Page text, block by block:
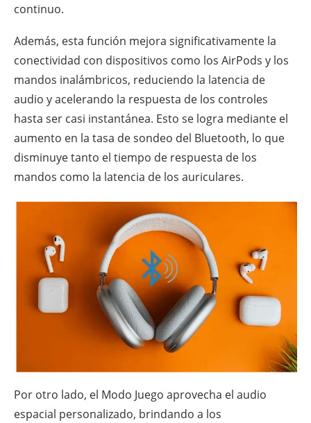
continuo.
Además, esta función mejora significativamente la
conectividad con dispositivos como los AirPods y los
mandos inalámbricos, reduciendo la latencia de
audio y acelerando la respuesta de los controles
hasta ser casi instantánea. Esto se logra mediante el
aumento en la tasa de sondeo del Bluetooth, lo que
disminuye tanto el tiempo de respuesta de los
mandos como la latencia de los auriculares.
Por otro lado, el Modo Juego aprovecha el audio
espacial personalizado, brindando a los